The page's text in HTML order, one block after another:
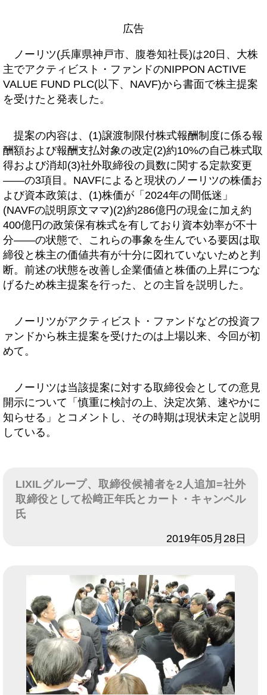
広告
ノーリツ(兵庫県神戸市、腹巻知社長)は20日、大株
主でアクティビスト・ファンドのNIPPON ACTIVE
VALUE FUND PLC(以下、NAVF)から書面で株主提案
を受けたと発表した。
提案の内容は、(1)譲渡制限付株式報酬制度に係る報
酬額および報酬支払対象の改定(2)約10%の自己株式取
得および消却(3)社外取締役の員数に関する定款変更
――の3項目。NAVFによると現状のノーリツの株価お
よび資本政策は、(1)株価が「2024年の間低迷」
(NAVFの説明原文ママ)(2)約286億円の現金に加え約
400億円の政策保有株式を有しており資本効率が不十
分――の状態で、これらの事象を生んでいる要因は取
締役と株主の価値共有が十分に図れていないためと判
断。前述の状態を改善し企業価値と株価の上昇につな
げるため株主提案を行った、との主旨を説明した。
ノーリツがアクティビスト・ファンドなどの投資フ
ァンドから株主提案を受けたのは上場以来、今回が初
めて。
ノーリツは当該提案に対する取締役会としての意見
開示について「慎重に検討の上、決定次第、速やかに
知らせる」とコメントし、その時期は現状未定と説明
している。
LIXILグループ、取締役候補者を2人追加=社外
取締役として松﨑正年氏とカート・キャンベル
氏
2019年05月28日